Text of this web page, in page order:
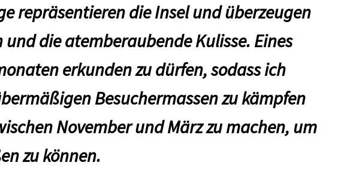
repräsentieren die Insel und überzeugen
die atemberaubende Kulisse. Eines
erkunden zu dürfen, sodass ich
Besuchermassen zu kämpfen
November und März zu machen, um
zu können.